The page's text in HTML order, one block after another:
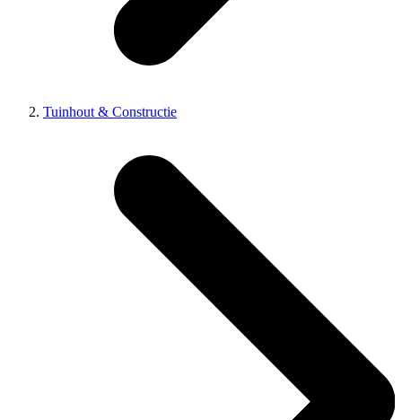
Tuinhout & Constructie